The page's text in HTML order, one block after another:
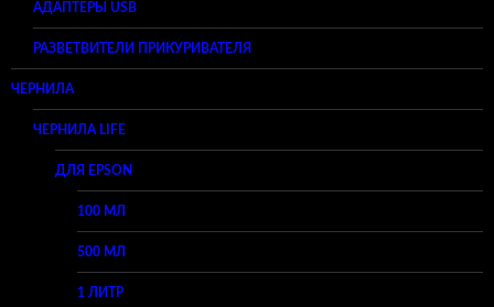
АДАПТЕРЫ USB
РАЗВЕТВИТЕЛИ ПРИКУРИВАТЕЛЯ
ЧЕРНИЛА
ЧЕРНИЛА LIFE
ДЛЯ EPSON
100 МЛ
500 МЛ
1 ЛИТР